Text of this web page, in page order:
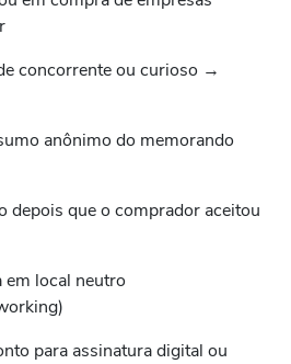
concorrente ou curioso →
anônimo do memorando
depois que o comprador aceitou
local neutro
para assinatura digital ou